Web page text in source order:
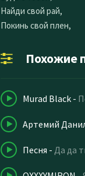
Найди свой рай,
Покинь свой плен,
Похожие
Murad Black -
Артемий
Песня - Да да